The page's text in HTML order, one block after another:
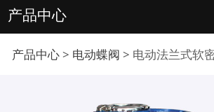
产品中心
电动法兰式软密
产品中心> 电动蝶阀 > 电动法兰式软